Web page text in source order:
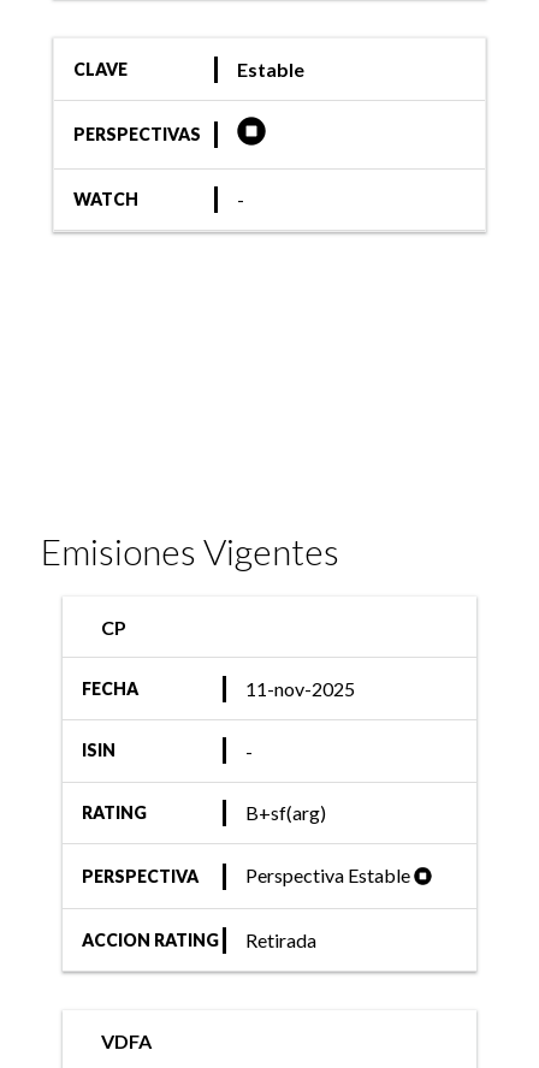
CLAVE Estable
PERSPECTIVAS
WATCH -
Emisiones Vigentes
CP
FECHA 11-nov-2025
ISIN -
RATING B+sf(arg)
PERSPECTIVA Perspectiva Estable
ACCION RATING Retirada
VDFA